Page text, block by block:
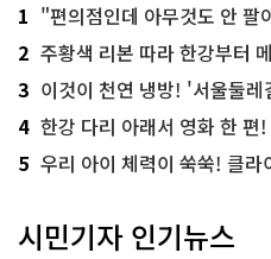
1 "편의점인데 아무것도 안 팔아요"
2 주황색 리본 따라 한강부터 메타세
3 이것이 천연 냉방! '서울둘
4 한강 다리 아래서 영화 한
5 우리 아이 체력이 쑥쑥! 클라
시민기자 인기뉴스